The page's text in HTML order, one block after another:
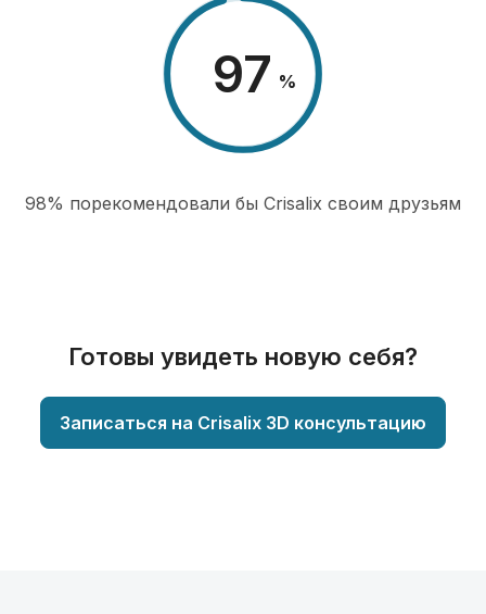
98 %
98% порекомендовали бы Сrisalix cвоим друзьям
Готовы увидеть новую себя?
Записаться на Crisalix 3D консультацию